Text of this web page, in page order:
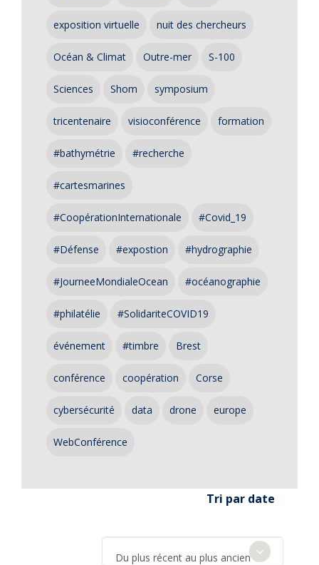
exposition virtuelle nuit des chercheurs
Océan & Climat Outre-mer S-100
Sciences Shom symposium
tricentenaire visioconférence formation
#bathymétrie #recherche
#cartesmarines
#CoopérationInternationale #Covid_19
#Défense #expostion #hydrographie
#JourneeMondialeOcean #océanographie
#philatélie #SolidariteCOVID19
événement #timbre Brest
conférence coopération Corse
cybersécurité data drone europe
WebConférence
Tri par date
Du plus récent au plus ancien